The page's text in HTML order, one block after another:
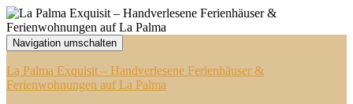
Navigation umschalten
La Palma Exquisit – Handverlesene Ferienhäuser &
Ferienwohnungen auf La Palma